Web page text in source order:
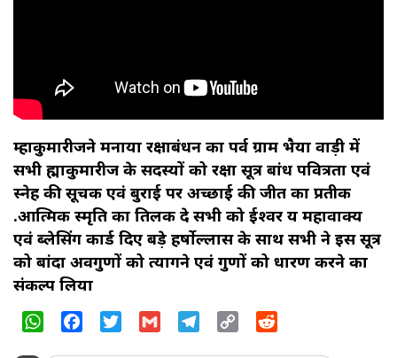
ब्रम्हाकुमारीजने मनाया रक्षाबंधन का पर्व ग्राम भैया वाड़ी में
सभी ब्रह्माकुमारीज के सदस्यों को रक्षा सूत्र बांध पवित्रता एवं
स्नेह की सूचक एवं बुराई पर अच्छाई की जीत का प्रतीक
.आत्मिक स्मृति का तिलक दे सभी को ईश्वर य महावाक्य
एवं ब्लेसिंग कार्ड दिए बड़े हर्षोल्लास के साथ सभी ने इस सूत्र
को बांदा अवगुणों को त्यागने एवं गुणों को धारण करने का
संकल्प लिया
WhatsAppFacebookTwitter Gmail Telegram
Copy